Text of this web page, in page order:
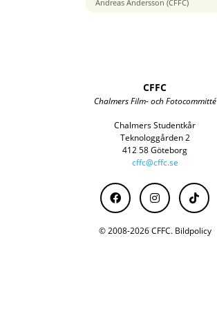
Andreas Andersson (CFFC)
CFFC
Chalmers Film- och Fotocommitté
Chalmers Studentkår
Teknologgården 2
412 58 Göteborg
cffc@cffc.se
© 2008-2026 CFFC. Bildpolicy